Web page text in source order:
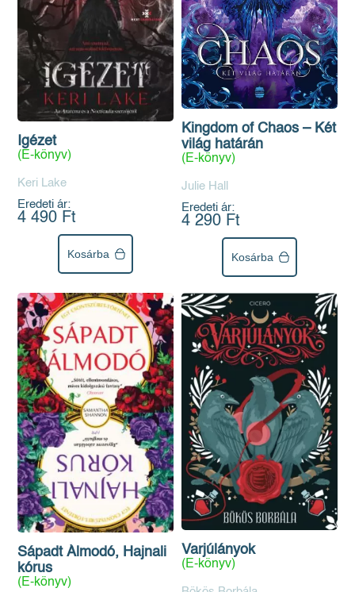
Igézet
(E-könyv)
Keri Lake
Eredeti ár:
4 490 Ft
Kosárba
Kingdom of Chaos – Két
világ határán
(E-könyv)
Julie Hall
Eredeti ár:
4 290 Ft
Kosárba
Sápadt Álmodó, Hajnali
kórus
(E-könyv)
Varjúlányok
(E-könyv)